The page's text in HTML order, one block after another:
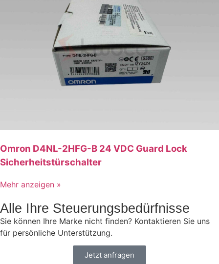
Omron D4NL-2HFG-B 24 VDC Guard Lock
Sicherheitstürschalter
Mehr anzeigen »
Alle Ihre Steuerungsbedürfnisse
Sie können Ihre Marke nicht finden? Kontaktieren Sie uns
für persönliche Unterstützung.
Jetzt anfragen